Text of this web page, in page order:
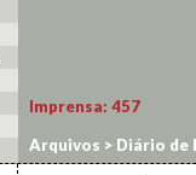
Imprensa: 457
Arquivos > Diário de